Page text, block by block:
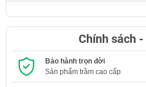
Chính sách
Bảo hành trọn đời
Sản phẩm trầm cao cấp